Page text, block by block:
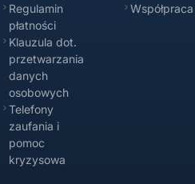
Regulamin
płatności
Klauzula dot.
przetwarzania
danych
osobowych
Telefony
zaufania i
pomoc
kryzysowa
Współpraca